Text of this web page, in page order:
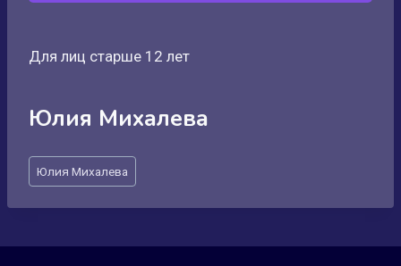
Для лиц старше 12 лет
Юлия Михалева
Метки
записи:
Юлия Михалева